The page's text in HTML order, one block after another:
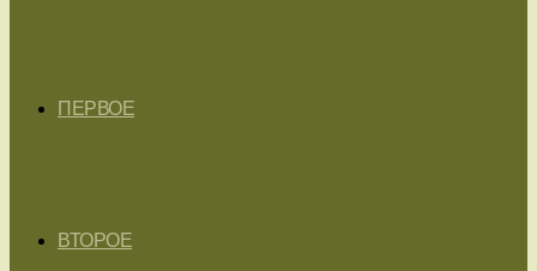
ПЕРВОЕ
ВТОРОЕ